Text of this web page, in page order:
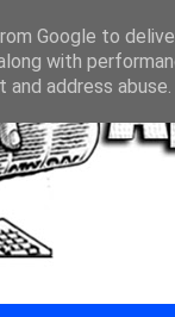
Google to
with
address abuse.